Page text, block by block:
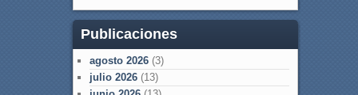
Publicaciones
agosto 2026(3)
julio 2026(13)